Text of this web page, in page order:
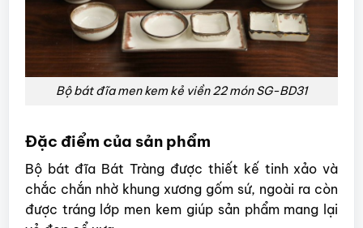
Bộ bát đĩa men kem kẻ viền 22 món SG-BD31
Đặc điểm của sản phẩm
Bộ bát đĩa Bát Tràng được thiết kế tinh xảo và
chắc chắn nhờ khung xương gốm sứ, ngoài ra còn
được tráng lớp men kem giúp sản phẩm mang lại